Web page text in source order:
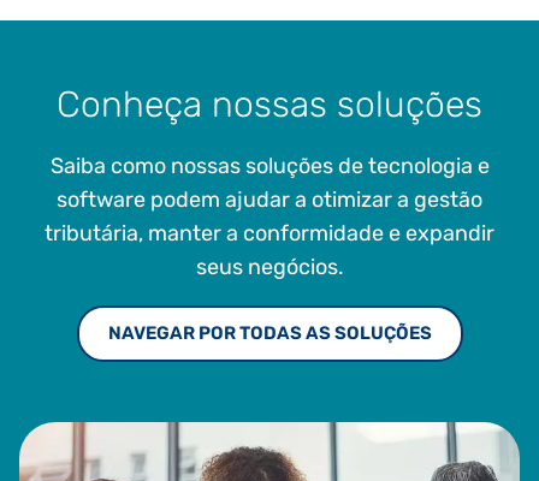
Conheça nossas soluções
Saiba como nossas soluções de tecnologia e
software podem ajudar a otimizar a gestão
tributária, manter a conformidade e expandir
seus negócios.
NAVEGAR POR TODAS AS SOLUÇÕES